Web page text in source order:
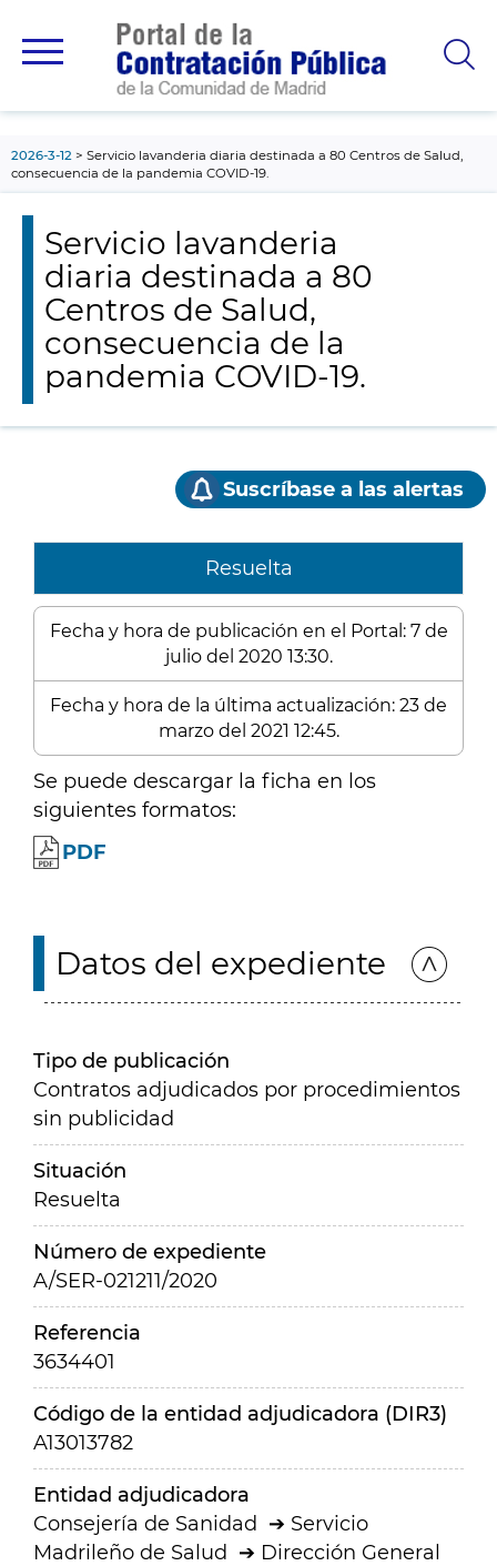
principal
2026-3-12
Servicio lavanderia diaria destinada a 80 Centros de Salud,
consecuencia de la pandemia COVID-19.
Servicio lavanderia
diaria destinada a 80
Centros de Salud,
consecuencia de la
pandemia COVID-19.
Suscríbase a las alertas
Resuelta
Fecha y hora de publicación en el Portal: 7 de
julio del 2020 13:30.
Fecha y hora de la última actualización: 23 de
marzo del 2021 12:45.
Se puede descargar la ficha en los
siguientes formatos:
PDF
Datos del expediente
Tipo de publicación
Contratos adjudicados por procedimientos
sin publicidad
Situación
Resuelta
Número de expediente
A/SER-021211/2020
Referencia
3634401
Código de la entidad adjudicadora (DIR3)
A13013782
Entidad adjudicadora
Consejería de Sanidad
Servicio
Madrileño de Salud
Dirección General